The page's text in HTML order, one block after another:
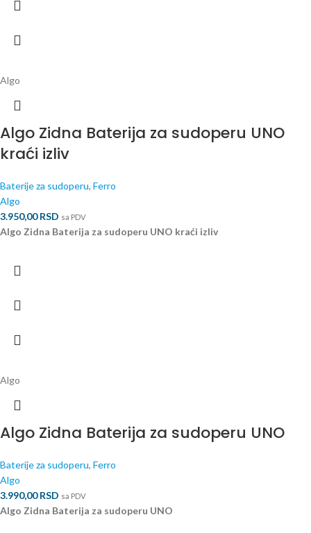
Algo
Algo Zidna Baterija za sudoperu UNO
kraći izliv
Baterije za sudoperu, Ferro
Algo
3.950,00RSD sa PDV
Algo Zidna Baterija za sudoperu UNO kraći izliv
Algo
Algo Zidna Baterija za sudoperu UNO
Baterije za sudoperu, Ferro
Algo
3.990,00RSD sa PDV
Algo Zidna Baterija za sudoperu UNO